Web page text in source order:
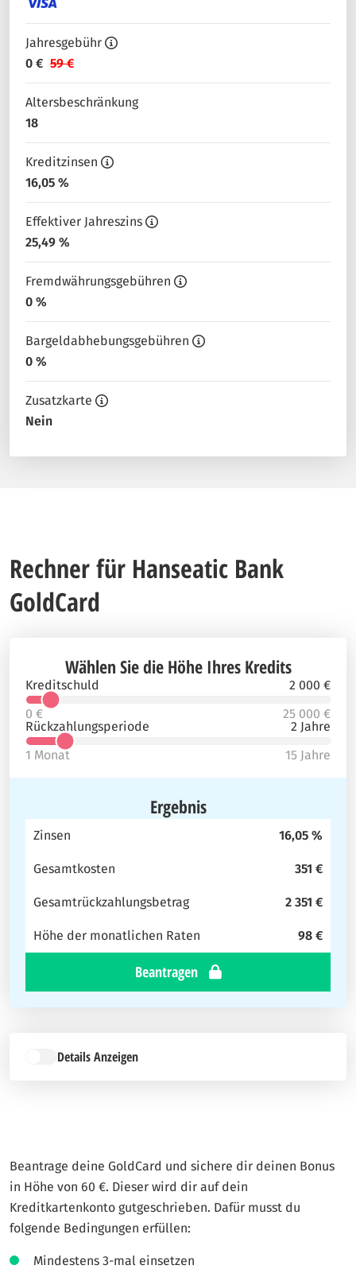
Jahresgebühr
0 € 59 €
Altersbeschränkung
18
Kreditzinsen
16,05 %
Effektiver Jahreszins
25,49 %
Fremdwährungsgebühren
0 %
Bargeldabhebungsgebühren
0 %
Zusatzkarte
Nein
Rechner für Hanseatic Bank
GoldCard
Wählen Sie die Höhe Ihres Kredits
Kreditschuld
2 000 €
0 €
25 000 €
Rückzahlungsperiode
2 Jahre
1 Monat
15 Jahre
Ergebnis
Zinsen 16,05 %
Gesamtkosten 351 €
Gesamtrückzahlungsbetrag 2 351 €
Höhe der monatlichen Raten 98 €
Beantragen
Details Anzeigen
Beantrage deine GoldCard und sichere dir deinen Bonus
in Höhe von 60 €. Dieser wird dir auf dein
Kreditkartenkonto gutgeschrieben. Dafür musst du
folgende Bedingungen erfüllen:
Mindestens 3-mal einsetzen